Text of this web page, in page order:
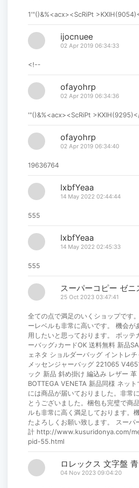
1'"()&%<acx><ScRiPt
ijocnuee
02 Apr 2019 06:34:33
<!--
ofayohrp
02 Apr 2019 06:34:36
'"()&%<acx><ScRiPt
ofayohrp
02 Apr 2019 06:34:40
19636764
lxbfYeaa
14 May 2022 02:44:44
555
lxbfYeaa
14 May 2022 02:45:33
555
スーパーコピー ゼニ
25 Oct 2023 03:47:41
全ての点で満足のいくショップです
ーレベルも非常に高いです。 機会が
用したいと思っております。 ボッテ
ーバッグ♪カードOK 送料無料 新品
ェネタ ショルダーバッグ イントレ
メッセンジャーバッグ 221065
ック 新品 斜め掛け 編込み レザー
BOTTEGA VENETA 新品同様 ネッ
には商品が届いておりました。非常
とうございました。梱包も完璧で商
ルも非常に高く満足しております。
たよろしくお願い致します。 スーパ
計 http://www.kusuridonya.com/
pid-55.html
ロレックス 文字盤
04 Nov 2023 09:04:20